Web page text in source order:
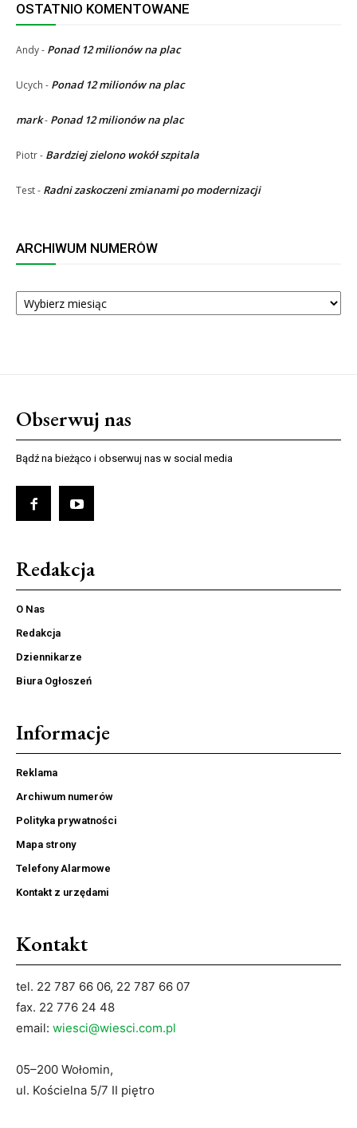
OSTATNIO KOMENTOWANE
Andy- Ponad 12 milionów na plac
Ucych - Ponad 12 milionów na plac
mark- Ponad 12 milionów na plac
Piotr- Bardziej zielono wokół szpitala
Test- Radni zaskoczeni zmianami po modernizacji
ARCHIWUM NUMERÓW
ARCHIWUM
NUMERÓW
Obserwuj nas
Bądź na bieżąco i obserwuj nas w social media
Redakcja
O Nas
Redakcja
Dziennikarze
Biura Ogłoszeń
Informacje
Reklama
Archiwum numerów
Polityka prywatności
Mapa strony
Telefony Alarmowe
Kontakt z urzędami
Kontakt
tel. 22 787 66 06, 22 787 66 07
fax. 22 776 24 48
email: wiesci@wiesci.com.pl
05–200 Wołomin,
ul. Kościelna 5/7 II piętro